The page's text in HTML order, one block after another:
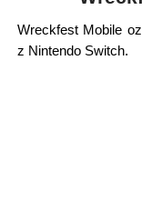
Wreckfest Mobile
z Nintendo Switch.